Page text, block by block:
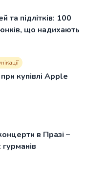
та підлітків: 100
що надихають
купівлі Apple
в Празі –